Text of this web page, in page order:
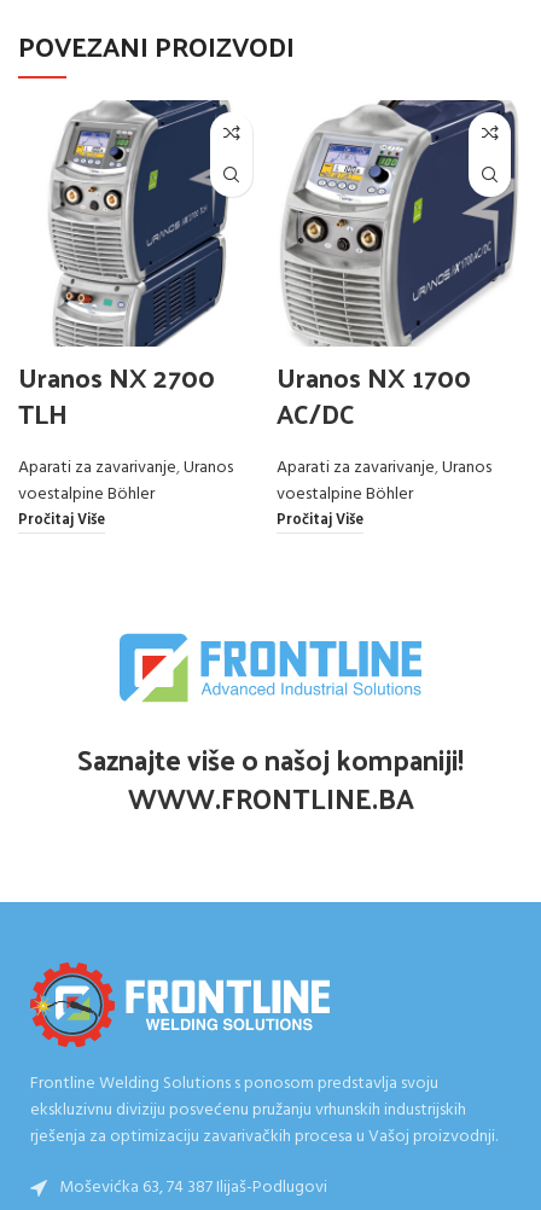
POVEZANI PROIZVODI
Uranos NX 2700
TLH
Aparati za zavarivanje,Uranos
voestalpine Böhler
Pročitaj Više
Uranos NX 1700
AC/DC
Aparati za zavarivanje,Uranos
voestalpine Böhler
Pročitaj Više
Saznajte više o našoj kompaniji!
WWW.FRONTLINE.BA
Frontline Welding Solutions s ponosom predstavlja svoju
ekskluzivnu diviziju posvećenu pružanju vrhunskih industrijskih
rješenja za optimizaciju zavarivačkih procesa u Vašoj proizvodnji.
Moševićka 63, 74 387 Ilijaš-Podlugovi